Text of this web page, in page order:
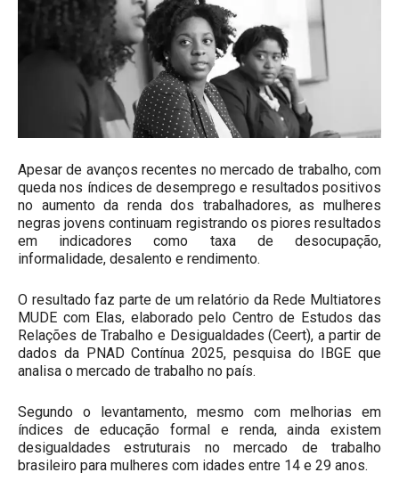
Apesar de avanços recentes no mercado de trabalho, com
queda nos índices de desemprego e resultados positivos
no aumento da renda dos trabalhadores, as mulheres
negras jovens continuam registrando os piores resultados
em indicadores como taxa de desocupação,
informalidade, desalento e rendimento.
O resultado faz parte de um relatório da Rede Multiatores
MUDE com Elas, elaborado pelo Centro de Estudos das
Relações de Trabalho e Desigualdades (Ceert), a partir de
dados da PNAD Contínua 2025, pesquisa do IBGE que
analisa o mercado de trabalho no país.
Segundo o levantamento, mesmo com melhorias em
índices de educação formal e renda, ainda existem
desigualdades estruturais no mercado de trabalho
brasileiro para mulheres com idades entre 14 e 29 anos.